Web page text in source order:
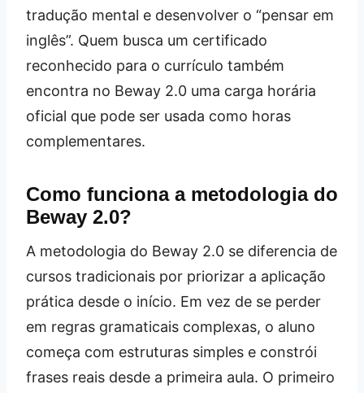
tradução mental e desenvolver o “pensar em
inglês”. Quem busca um certificado
reconhecido para o currículo também
encontra no Beway 2.0 uma carga horária
oficial que pode ser usada como horas
complementares.
Como funciona a metodologia do
Beway 2.0?
A metodologia do Beway 2.0 se diferencia de
cursos tradicionais por priorizar a aplicação
prática desde o início. Em vez de se perder
em regras gramaticais complexas, o aluno
começa com estruturas simples e constrói
frases reais desde a primeira aula. O primeiro